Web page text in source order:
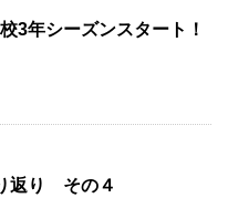
3年シーズンスタート！
返り その４